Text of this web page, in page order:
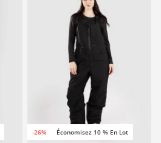
-26% Économisez 10 % En Lot